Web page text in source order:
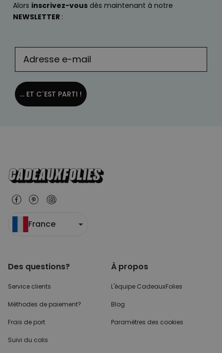
Alors inscrivez-vous dès maintenant à notre
NEWSLETTER :
... ET C´EST PARTI !
France
Des questions?
Service clients
Méthodes de paiement?
Frais de port
Suivi du colis
À propos
L'équipe CadeauxFolies
Blog
Paramètres des cookies